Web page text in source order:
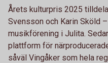
Årets kulturpris 2025
Svensson och Karin Sköld
musikförening i Julita.
plattform för
såväl Vingåker som hela